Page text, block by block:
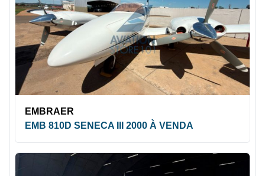
EMBRAER
EMB 810D SENECA III 2000 À VENDA